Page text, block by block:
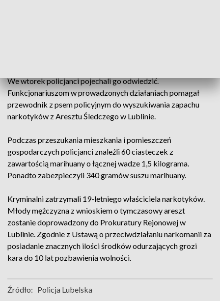
We wtorek policjanci pojechali go odwiedzić.
Funkcjonariuszom w prowadzonych działaniach pomagał
przewodnik z psem policyjnym do wyszukiwania zapachu
narkotyków z Aresztu Śledczego w Lublinie.
Podczas przeszukania mieszkania i pomieszczeń
gospodarczych policjanci znaleźli 60 ciasteczek z
zawartością marihuany o łącznej wadze 1,5 kilograma.
Ponadto zabezpieczyli 340 gramów suszu marihuany.
Kryminalni zatrzymali 19-letniego właściciela narkotyków.
Młody mężczyzna z wnioskiem o tymczasowy areszt
zostanie doprowadzony do Prokuratury Rejonowej w
Lublinie. Zgodnie z Ustawą o przeciwdziałaniu narkomanii za
posiadanie znacznych ilości środków odurzających grozi
kara do 10 lat pozbawienia wolności.
Źródło: Policja Lubelska